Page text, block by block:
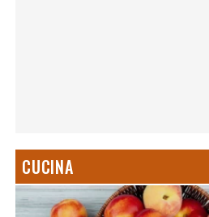
CUCINA